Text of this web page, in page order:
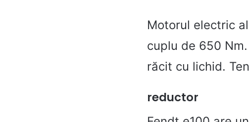
Motorul electric
cuplu de 650
răcit cu lichid.
reductor